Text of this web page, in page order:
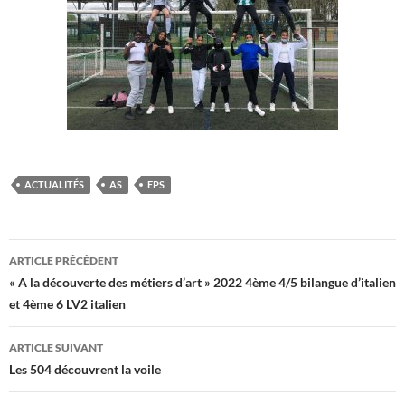
ACTUALITÉS AS EPS
Navigation
des
articles
ARTICLE PRÉCÉDENT
« A la découverte des métiers d’art » 2022 4ème 4/5 bilangue d’italien
et 4ème 6 LV2 italien
ARTICLE SUIVANT
Les 504 découvrent la voile